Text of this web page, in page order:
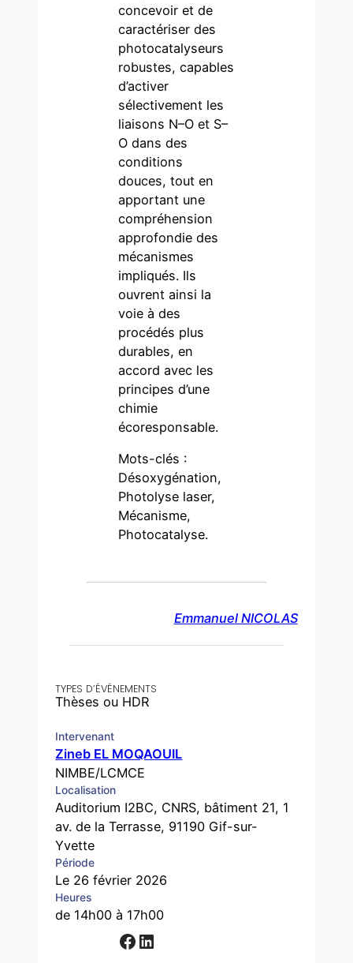
TYPES D’ÉVÉNEMENTS
Thèses ou HDR
Intervenant
Zineb EL MOQAOUIL
NIMBE/LCMCE
Localisation
Auditorium I2BC, CNRS, bâtiment 21, 1
av. de la Terrasse, 91190 Gif-sur-
Yvette
Période
Le 26 février 2026
Heures
de 14h00 à 17h00
Facebook LinkedIn
concevoir et de
caractériser des
photocatalyseurs
robustes, capables
d’activer
sélectivement les
liaisons N–O et S–
O dans des
conditions
douces, tout en
apportant une
compréhension
approfondie des
mécanismes
impliqués. Ils
ouvrent ainsi la
voie à des
procédés plus
durables, en
accord avec les
principes d’une
chimie
écoresponsable.
Mots-clés :
Désoxygénation,
Photolyse laser,
Mécanisme,
Photocatalyse.
Emmanuel NICOLAS